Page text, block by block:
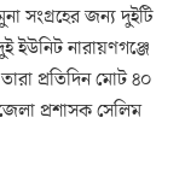
সংগ্রহের জন্য দুইটি
ইউনিট নারায়ণগঞ্জে
প্রতিদিন মোট ৪০
প্রশাসক সেলিম